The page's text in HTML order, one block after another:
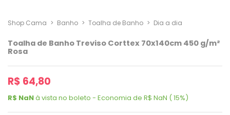
Shop Cama > Banho > Toalha de Banho > Dia a dia
Toalha de Banho Treviso Corttex 70x140cm 450 g/m²
Rosa
R$ 64,80
R$ NaNà vista no boleto - Economia de R$ NaN ( 15%)